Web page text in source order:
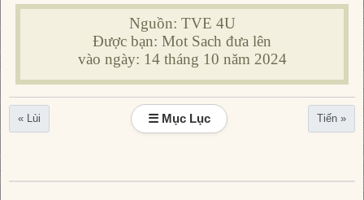
Nguồn: TVE 4U
Được bạn: Mot Sach đưa lên
vào ngày: 14 tháng 10 năm 2024
« Lùi ☰ Mục Lục Tiến »